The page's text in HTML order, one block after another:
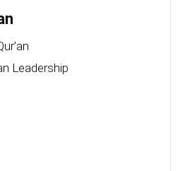
Leadership